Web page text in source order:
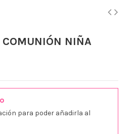
COMUNIÓN NIÑA
para poder añadirla al